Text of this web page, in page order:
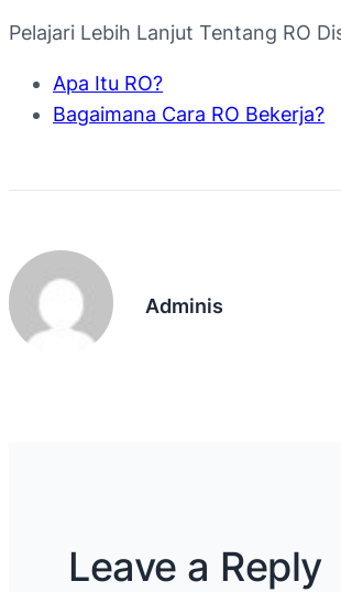
Pelajari Lebih Lanjut Tentang RO
Apa Itu RO?
Bagaimana Cara RO Bekerja?
Adminis
Leave a Reply